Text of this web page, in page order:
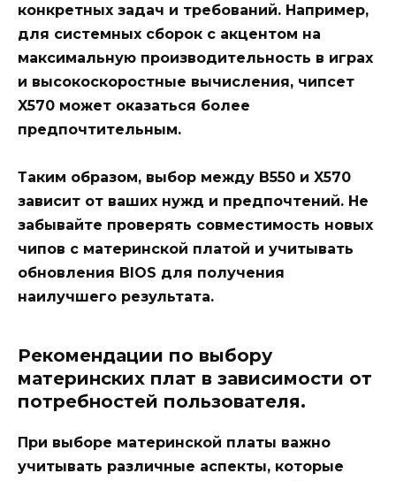
конкретных задач и требований. Например,
для системных сборок с акцентом на
максимальную производительность в играх
и высокоскоростные вычисления, чипсет
X570 может оказаться более
предпочтительным.
Таким образом, выбор между B550 и X570
зависит от ваших нужд и предпочтений. Не
забывайте проверять совместимость новых
чипов с материнской платой и учитывать
обновления BIOS для получения
наилучшего результата.
Рекомендации по выбору
материнских плат в зависимости от
потребностей пользователя.
При выборе материнской платы важно
учитывать различные аспекты, которые